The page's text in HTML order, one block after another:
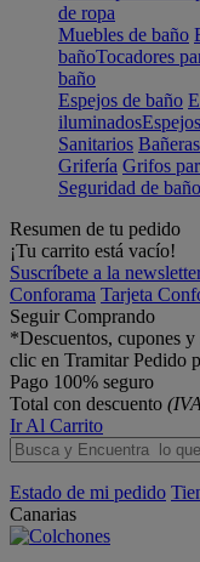
de ropa
Muebles de baño
bañoTocadores
baño
Espejos de baño
iluminados
Sanitarios Bañeras
Grifería Grifos
Seguridad de baño
Resumen de tu pedido
¡Tu carrito está vacío!
Suscríbete a la
Conforama Tarjeta
Seguir Comprando
*Descuentos, cupones
clic en Tramitar Pedido
Pago 100% seguro
Total con descuento
Ir Al Carrito
Estado de mi pedido
Canarias